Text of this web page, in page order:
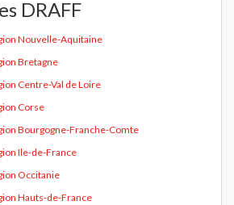
DRAFF
Nouvelle-Aquitaine
Bretagne
Centre-Val de Loire
Corse
Bourgogne-Franche-Comte
Ile-de-France
Occitanie
Hauts-de-France